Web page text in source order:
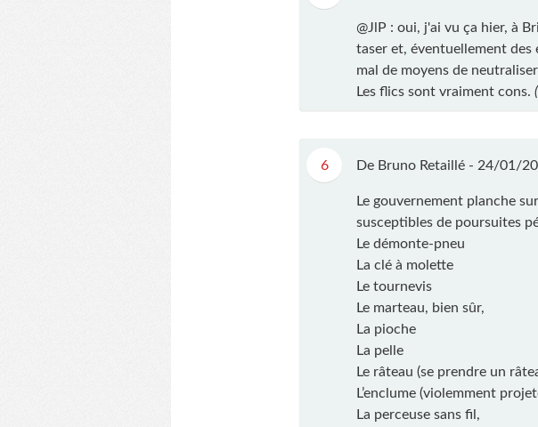
@JlP : oui, j'ai vu ça hier, à
taser et, éventuellement
mal de moyens de
Les flics sont vraiment cons.
6 De Bruno Retaillé - 24/01/
Le gouvernement planche
susceptibles de poursuites
Le démonte-pneu
La clé à molette
Le tournevis
Le marteau, bien sûr,
La pioche
La pelle
Le râteau (se prendre un
L’enclume (violemment
La perceuse sans fil,